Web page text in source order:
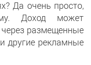
Да очень просто,
Доход может
через размещенные
другие рекламные